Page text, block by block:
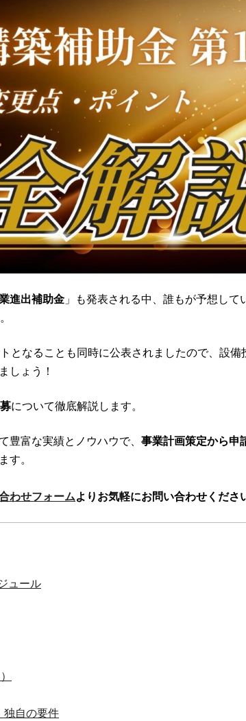
進出補助金 」も発表される中、誰もが予想し
となることも同時に公表されましたので、設
しょう！
について徹底解説します。
豊富な実績とノウハウで、 事業計画策定から申
す。
わせフォームよりお気軽にお問い合わせくださ
ュール
独自の要件